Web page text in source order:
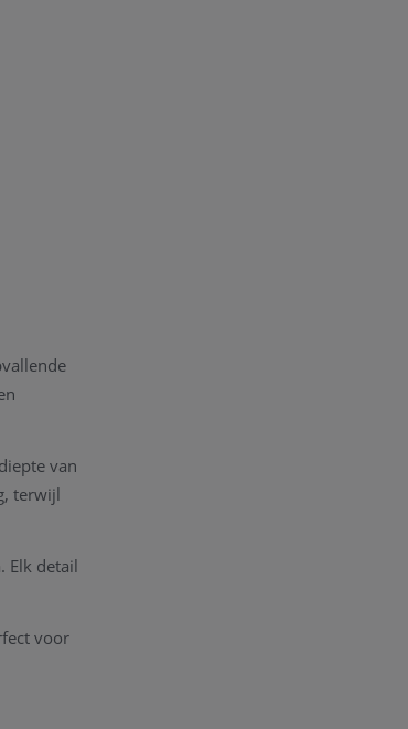
van
terwijl
Elk detail
voor